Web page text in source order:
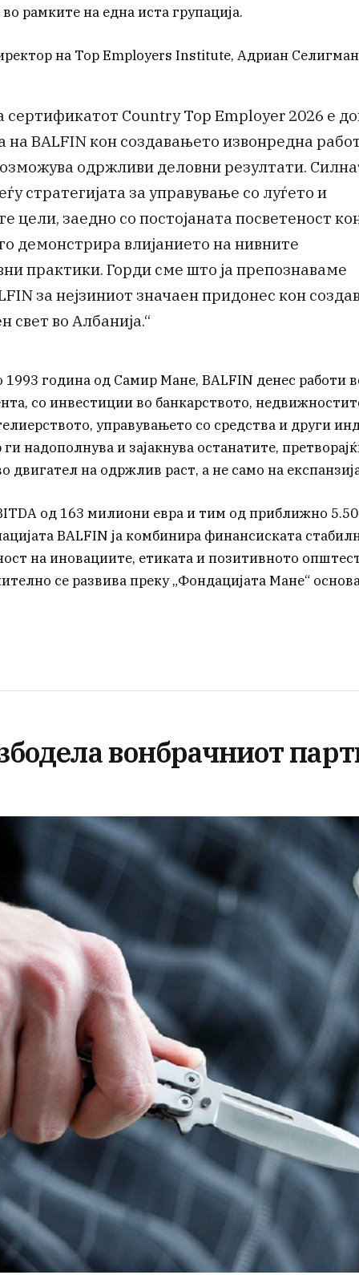
рамките на една иста групација.
на Top Employers Institute, Адриан
сертификатот Country Top Employer 2026 е
на BALFIN кон создавањето извонредна
одржливи деловни резултати.
стратегијата за управување со луѓето и
цели, заедно со постојаната посветеност
демонстрира влијанието на нивните
практики. Горди сме што ја препознаваме
за нејзиниот значаен придонес кон
свет во Албанија.“
1993 година од Самир Мане, BALFIN денес работи
со инвестиции во банкарството,
управувањето со средства и други
надополнува и зајакнува останатите,
двигател на одржлив раст, а не само на
од 163 милиони евра и тим од приближно
BALFIN ја комбинира финансиската
на иновациите, етиката и позитивното
се развива преку „Фондацијата Мане“
вонбрачниот